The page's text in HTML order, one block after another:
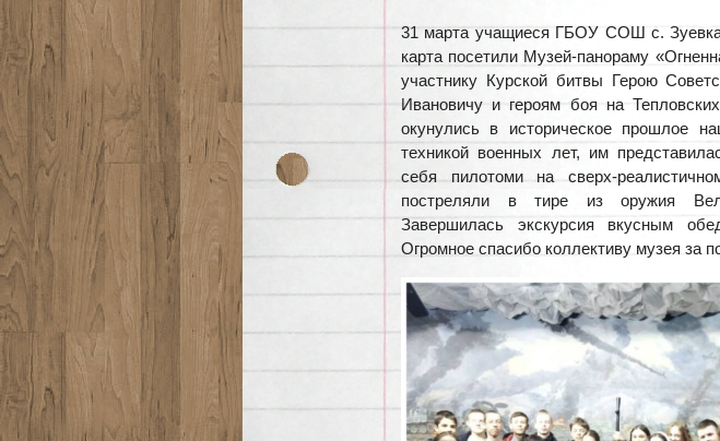
31 марта учащиеся ГБОУ СОШ с. Зуевка
карта посетили Музей-панораму
участнику Курской битвы Герою
Ивановичу и героям боя на
окунулись в историческое прошлое
техникой военных лет, им
себя пилотоми на сверх-
постреляли в тире из оружия
Завершилась экскурсия вкусным
Огромное спасибо коллективу музея за